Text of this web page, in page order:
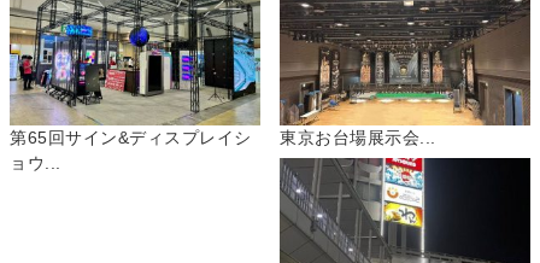
第65回サイン&ディスプレイシ
ョウ...
東京お台場展示会...